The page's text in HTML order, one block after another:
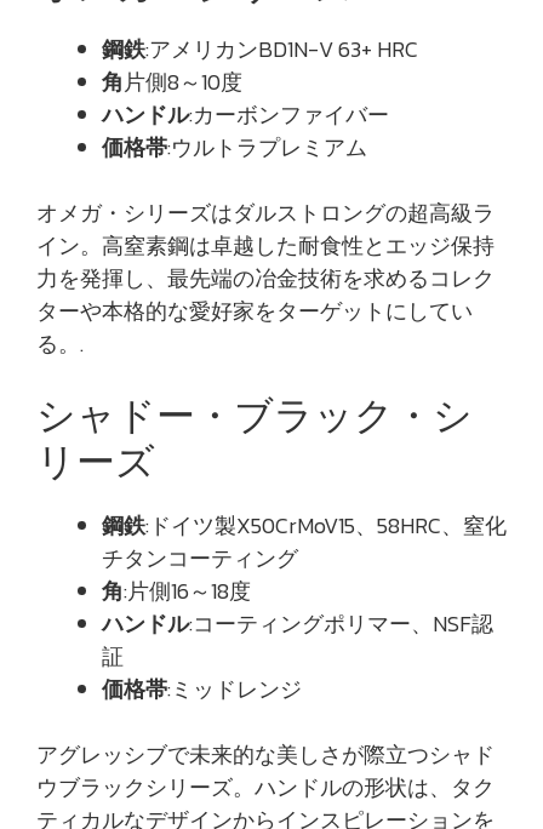
鋼鉄:アメリカンBD1N-V 63+ HRC
角片側8～10度
ハンドル:カーボンファイバー
価格帯:ウルトラプレミアム
オメガ・シリーズはダルストロングの超高級ラ
イン。高窒素鋼は卓越した耐食性とエッジ保持
力を発揮し、最先端の冶金技術を求めるコレク
ターや本格的な愛好家をターゲットにしてい
る。.
シャドー・ブラック・シ
リーズ
鋼鉄:ドイツ製X50CrMoV15、58HRC、窒化
チタンコーティング
角:片側16～18度
ハンドル:コーティングポリマー、NSF認
証
価格帯:ミッドレンジ
アグレッシブで未来的な美しさが際立つシャド
ウブラックシリーズ。ハンドルの形状は、タク
ティカルなデザインからインスピレーションを